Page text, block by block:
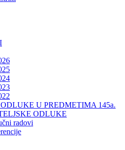
U PREDMETIMA 145a.
ODLUKE
radovi